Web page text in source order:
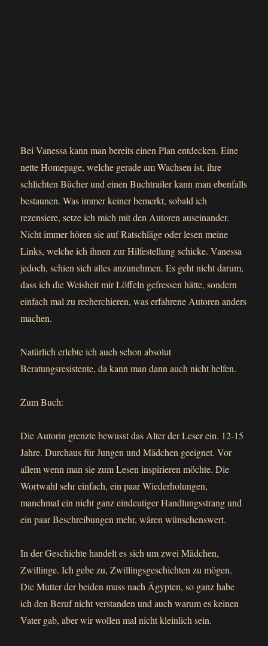
Bei Vanessa kann man bereits einen Plan entdecken. Eine
nette Homepage, welche gerade am Wachsen ist, ihre
schlichten Bücher und einen Buchtrailer kann man ebenfalls
bestaunen. Was immer keiner bemerkt, sobald ich
rezensiere, setze ich mich mit den Autoren auseinander.
Nicht immer hören sie auf Ratschläge oder lesen meine
Links, welche ich ihnen zur Hilfestellung schicke. Vanessa
jedoch, schien sich alles anzunehmen. Es geht nicht darum,
dass ich die Weisheit mir Löffeln gefressen hätte, sondern
einfach mal zu recherchieren, was erfahrene Autoren anders
machen.
Natürlich erlebte ich auch schon absolut
Beratungsresistente, da kann man dann auch nicht helfen.
Zum Buch:
Die Autorin grenzte bewusst das Alter der Leser ein. 12-15
Jahre. Durchaus für Jungen und Mädchen geeignet. Vor
allem wenn man sie zum Lesen inspirieren möchte. Die
Wortwahl sehr einfach, ein paar Wiederholungen,
manchmal ein nicht ganz eindeutiger Handlungsstrang und
ein paar Beschreibungen mehr, wären wünschenswert.
In der Geschichte handelt es sich um zwei Mädchen,
Zwillinge. Ich gebe zu, Zwillingsgeschichten zu mögen.
Die Mutter der beiden muss nach Ägypten, so ganz habe
ich den Beruf nicht verstanden und auch warum es keinen
Vater gab, aber wir wollen mal nicht kleinlich sein.